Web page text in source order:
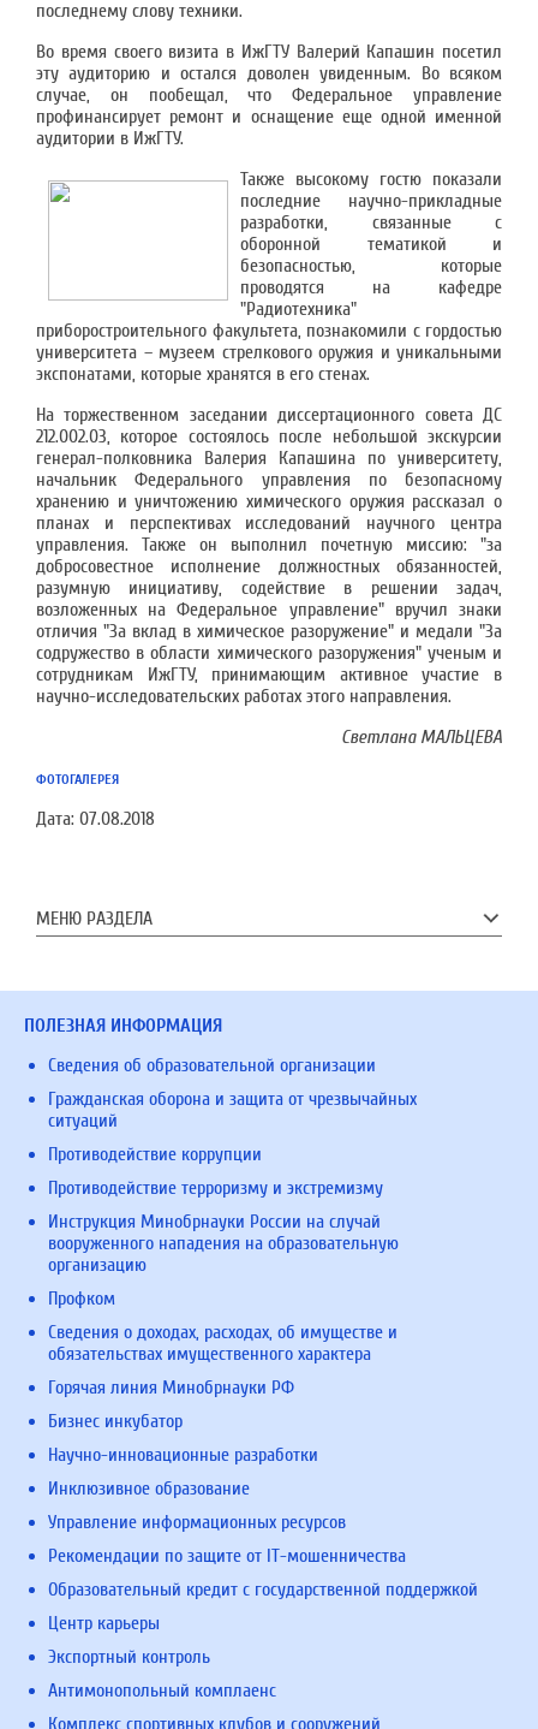
последнему слову техники.
Во время своего визита в ИжГТУ Валерий Капашин посетил
эту аудиторию и остался доволен увиденным. Во всяком
случае, он пообещал, что Федеральное управление
профинансирует ремонт и оснащение еще одной именной
аудитории в ИжГТУ.
Также высокому гостю показали
последние научно-прикладные
разработки, связанные с
оборонной тематикой и
безопасностью, которые
проводятся на кафедре
"Радиотехника"
приборостроительного факультета, познакомили с гордостью
университета – музеем стрелкового оружия и уникальными
экспонатами, которые хранятся в его стенах.
На торжественном заседании диссертационного совета ДС
212.002.03, которое состоялось после небольшой экскурсии
генерал-полковника Валерия Капашина по университету,
начальник Федерального управления по безопасному
хранению и уничтожению химического оружия рассказал о
планах и перспективах исследований научного центра
управления. Также он выполнил почетную миссию: "за
добросовестное исполнение должностных обязанностей,
разумную инициативу, содействие в решении задач,
возложенных на Федеральное управление" вручил знаки
отличия "За вклад в химическое разоружение" и медали "За
содружество в области химического разоружения" ученым и
сотрудникам ИжГТУ, принимающим активное участие в
научно-исследовательских работах этого направления.
Светлана МАЛЬЦЕВА
ФОТОГАЛЕРЕЯ
Дата: 07.08.2018
МЕНЮ РАЗДЕЛА
ПОЛЕЗНАЯ ИНФОРМАЦИЯ
Сведения об образовательной организации
Гражданская оборона и защита от чрезвычайных
ситуаций
Противодействие коррупции
Противодействие терроризму и экстремизму
Инструкция Минобрнауки России на случай
вооруженного нападения на образовательную
организацию
Профком
Сведения о доходах, расходах, об имуществе и
обязательствах имущественного характера
Горячая линия Минобрнауки РФ
Бизнес инкубатор
Научно-инновационные разработки
Инклюзивное образование
Управление информационных ресурсов
Рекомендации по защите от IT-мошенничества
Образовательный кредит с государственной поддержкой
Центр карьеры
Экспортный контроль
Антимонопольный комплаенс
Комплекс спортивных клубов и сооружений